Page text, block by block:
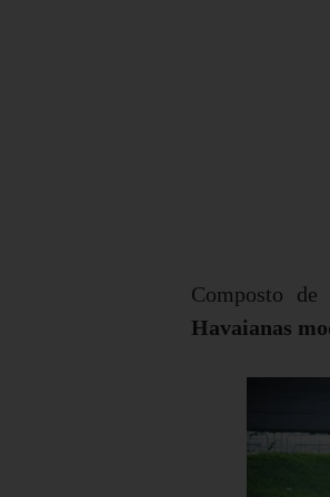
Composto
Havaianas